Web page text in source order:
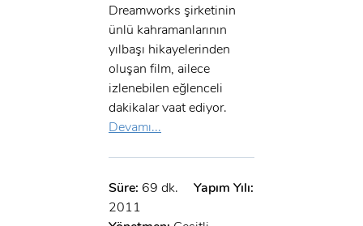
Dreamworks şirketinin
ünlü kahramanlarının
yılbaşı hikayelerinden
oluşan film, ailece
izlenebilen eğlenceli
dakikalar vaat ediyor.
Devamı...
Süre: 69 dk.
Yapım Yılı:
2011